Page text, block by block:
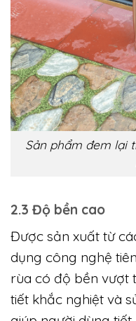
Sản phẩm đem lại
2.3 Độ bền cao
Được sản xuất từ
dụng công nghệ
rùa có độ bền vượt
tiết khắc nghiệt và